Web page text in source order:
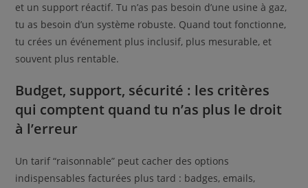
et un support réactif. Tu n’as pas besoin d’une usine à gaz,
tu as besoin d’un système robuste. Quand tout fonctionne,
tu crées un événement plus inclusif, plus mesurable, et
souvent plus rentable.
Budget, support, sécurité : les critères
qui comptent quand tu n’as plus le droit
à l’erreur
Un tarif “raisonnable” peut cacher des options
indispensables facturées plus tard : badges, emails,